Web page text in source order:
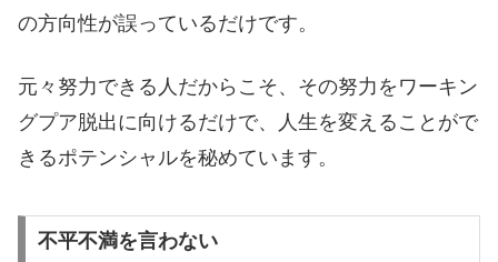
の方向性が誤っているだけです。
元々努力できる人だからこそ、その努力をワーキン
グプア脱出に向けるだけで、人生を変えることがで
きるポテンシャルを秘めています。
不平不満を言わない